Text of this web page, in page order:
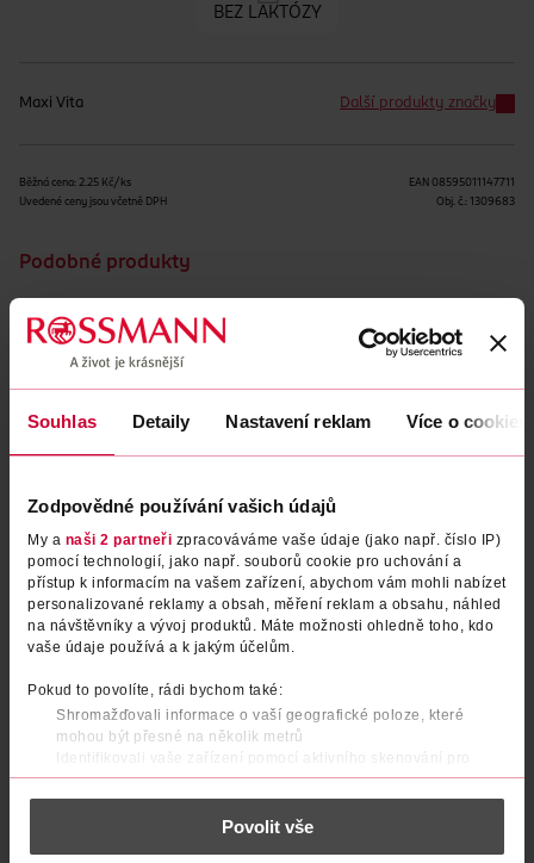
Souhlas Detaily Nastavení reklam Více o cookies
Zodpovědné používání vašich údajů
My a naši 2 partneři zpracováváme vaše údaje (jako např. číslo IP)
pomocí technologií, jako např. souborů cookie pro uchování a
přístup k informacím na vašem zařízení, abychom vám mohli nabízet
personalizované reklamy a obsah, měření reklam a obsahu, náhled
na návštěvníky a vývoj produktů. Máte možnosti ohledně toho, kdo
vaše údaje používá a k jakým účelům.
Pokud to povolíte, rádi bychom také:
Shromažďovali informace o vaší geografické poloze, které
mohou být přesné na několik metrů
Identifikovali vaše zařízení pomocí aktivního skenování pro
konkrétní charakteristiky (otisk prstu)
Zjistěte více o tom, jak zpracováváme vaše osobní údaje, a nastavte
části s podrobnostmi . Svůj souhlas můžete kdykoliv
Povolit vše
BEZ LAKTÓZY
Maxi Vita Další produkty značky
Běžná cena: 2.25 Kč/ks
Uvedené ceny jsou včetně DPH
EAN 08595011147711
Obj. č.: 1309683
Podobné produkty
Šumivé tablety hořčík
magnézium s příchutí grepu a
maliny, doplněk stravy
Maxi Vita 20 ks
DO KOŠÍKU
Obj. č.: 697965
Šumivé tablety Multivitamin +
Rakytník, doplněk stravy
DO KOŠÍKU